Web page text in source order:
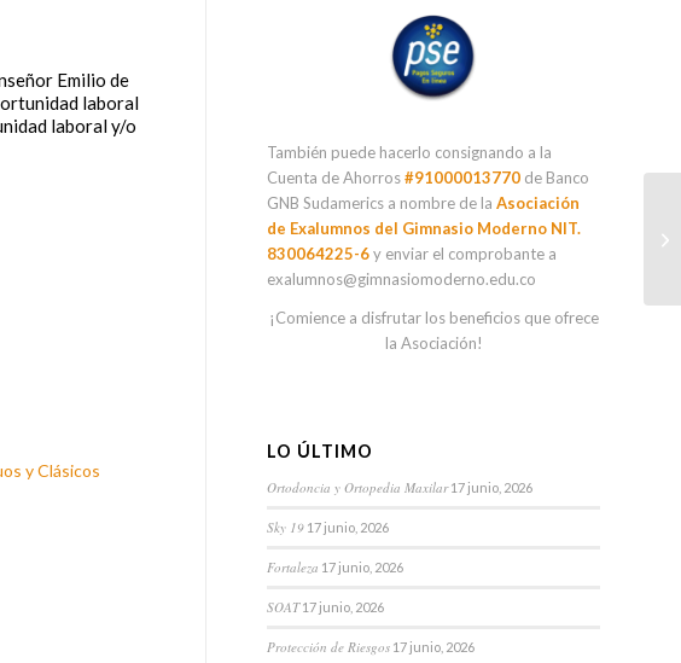
Emilio de
laboral
laboral y/o
y Clásicos
También puede hacerlo consignando a la
Cuenta de Ahorros#91000013770 de Banco
GNB Sudamerics a nombre de laAsociación
de Exalumnos del Gimnasio Moderno NIT.
830064225-6y enviar el comprobante a
exalumnos@gimnasiomoderno.edu.co
¡Comience a disfrutar los beneficios que ofrece
la Asociación!
LO ÚLTIMO
Ortodoncia y Ortopedia Maxilar 17 junio, 2026
Sky 19 17 junio, 2026
Fortaleza 17 junio, 2026
SOAT 17 junio, 2026
Protección de Riesgos 17 junio, 2026